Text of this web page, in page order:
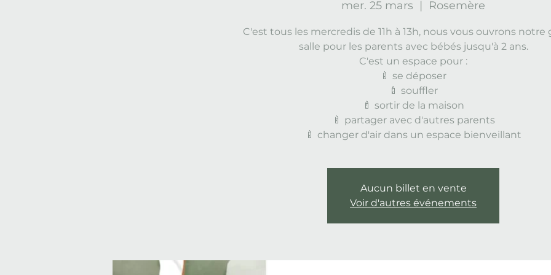
mer. 25 mars
  |
Rosemère
C'est tous les mercredis de 11h à 13h, nous vous ouvrons notre
salle pour les parents avec bébés jusqu'à 2 ans.
C'est un espace pour :
🍼 se déposer
🍼 souffler
🍼 sortir de la maison
🍼 partager avec d'autres parents
🍼 changer d'air dans un espace bienveillant
Aucun billet en vente
Voir d'autres événements